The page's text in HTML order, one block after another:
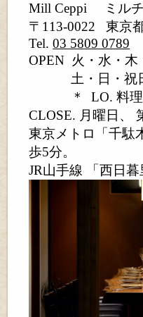
Mill Ceppi
ミル
〒113-0022
東京
Tel.03 5809 0789
OPEN 火・水・木
土・日・祝
＊
LO. 料
CLOSE. 月曜日、
東京メトロ「千駄
歩5分。
JR山手線 「西日暮